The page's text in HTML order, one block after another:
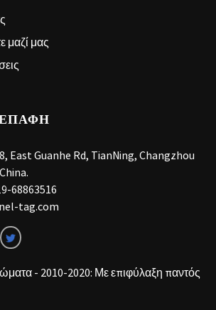
μαζί μας
East Guanhe Rd, TianNing, Changzhou
68863516
tag.com
- 2010-2020: Με επιφύλαξη παντός